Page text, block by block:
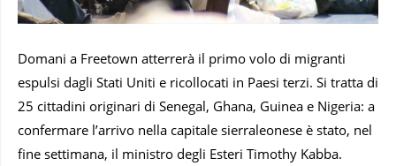
Domani a Freetown atterrerà il primo volo di migranti
espulsi dagli Stati Uniti e ricollocati in Paesi terzi. Si tratta di
25 cittadini originari di Senegal, Ghana, Guinea e Nigeria: a
confermare l’arrivo nella capitale sierraleonese è stato, nel
fine settimana, il ministro degli Esteri Timothy Kabba.